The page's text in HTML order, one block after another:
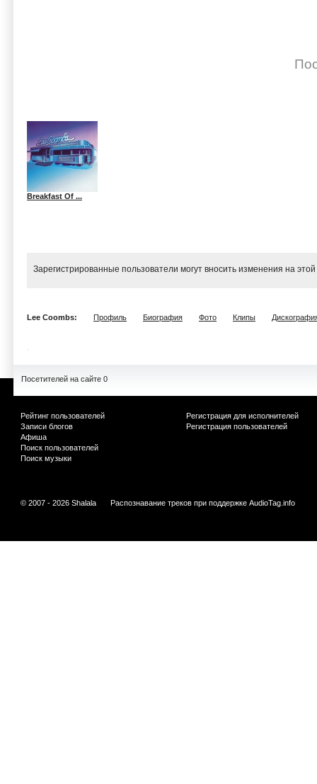
Breakfast Of ...
Зарегистрированные пользователи могут вносить изменения на
Lee Coombs: Профиль Биография Фото Клипы
Посетителей на сайте 0
Рейтинг пользователей
Записи блогов
Афиша
Поиск пользователей
Поиск музыки
Регистрация для исполнителей
Регистрация пользователей
© 2007 - 2026 Shalala Распознавание треков при поддержке AudioTag.info